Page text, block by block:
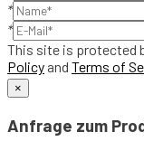
*
*
This site is protected
Policy and Terms of
×
Anfrage zum